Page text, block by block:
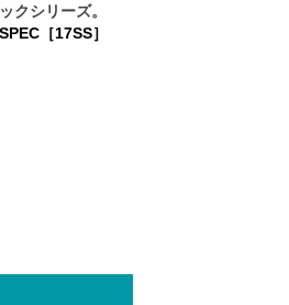
クシリーズ。
［17SS］